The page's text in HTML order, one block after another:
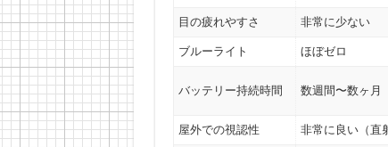
目の疲れやすさ 非常に少ない
ブルーライト ほぼゼロ
バッテリー持続時間 数週間〜数ヶ月
屋外での視認性 非常に良い（直